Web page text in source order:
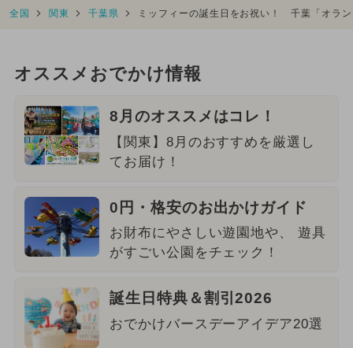
全国 関東 千葉県 ミッフィーの誕生日をお祝い！ 千葉「オラ
オススメおでかけ情報
8月のオススメはコレ！
【関東】8月のおすすめを厳選し
てお届け！
0円・格安のお出かけガイド
お財布にやさしい遊園地や、 遊具
がすごい公園をチェック！
誕生日特典＆割引2026
おでかけバースデーアイデア20選